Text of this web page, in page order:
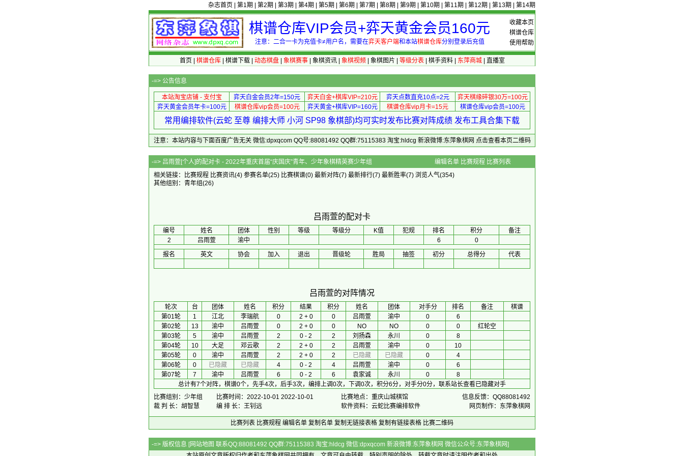
杂志首页 第1期 第2期 第3期 第4期 第5期 第6期 第7期 第8期 第9期 第10期 第11期 第12期 第13期 第14期
收藏本页
棋谱仓库
使用帮助
棋谱仓库VIP会员+弈天黄金会员160元
注意：二合一卡为充值卡≠用户名，需要在弈天客户端和本站棋谱仓库分别登录后充值
首页 棋谱仓库| 棋谱下载| 动态棋盘| 象棋赛事| 象棋资讯| 象棋视频 象棋图片 等级分表| 棋手资料| 东萍商城| 直播室
-=> 公告信息
本站淘宝店铺 - 支付宝 弈天白金会员2年=150元 弈天白金+棋库VIP=210元 弈天点数直充10点=2元
弈天棋缘碎银30万=100元
弈天黄金会员年卡=100元
棋谱仓库vip会员=100元 弈天黄金+棋库VIP=160元 棋谱仓库vip月卡=15元 棋谱仓库vip会员=100元
常用编排软件(云蛇 至尊 编排大师 小河 SP98 象棋部)均可实时发布比赛对阵成绩 发布工具合集下载
注意：本站内容与下面百度广告无关 微信:dpxqcom QQ号:88081492 QQ群:75115383 淘宝:hldcg 新浪微博:东萍象棋网 点击查看本页二维码
-=> 吕雨萱[个人]的配对卡 - 2022年重庆首届“庆国庆”青年、少年象棋精英赛少年组 编辑名单 比赛规程 比赛列表
相关链接：
比赛规程 比赛资讯(4) 参赛名单(25) 比赛棋谱(0) 最新对阵(7) 最新排行(7) 最新胜率(7) 浏览人气(354)
其他组别： 青年组(26)
吕雨萱的配对卡
编号 姓名 团体 性别 等级 等级分 K值 犯规 排名 积分
备注
2
吕雨萱 渝中 6
0
报名
英文 协会 加入 退出 晋级轮 胜局 抽签 初分 总得分 代表
吕雨萱的对阵情况
轮次 台 团体 姓名 积分 结果 积分 姓名 团体 对手分 排名 备注
棋谱
第01轮
1 江北 李瑞航 0 2 + 0 0 吕雨萱 渝中 0
6
第02轮
13 渝中 吕雨萱 0 2 + 0 0 NO NO 0 0
红轮空
第03轮
5 渝中 吕雨萱 2 0 - 2 2 刘扬森 永川 0
8
第04轮
10 大足 邓云歌 2 2 + 0 2 吕雨萱 渝中 0
10
第05轮
0 渝中 吕雨萱 2 2 + 0 2 已隐藏 已隐藏 0
4
第06轮
0 已隐藏 已隐藏 4 0 - 2 4 吕雨萱 渝中 0
6
第07轮
7 渝中 吕雨萱 6 0 - 2 6 袁家诚 永川 0
8
总计有7个对阵，棋谱0个，先手4次，后手3次，编排上调0次，下调0次，积分6分，对手分0分，联系站长查看已隐藏对手
比赛组别：少年组
比赛时间：2022-10-01 2022-10-01 比赛地点：重庆山城棋馆
信息反馈：QQ88081492
裁 判 长：胡智慧
编 排 长：王钊远 软件资料：云蛇比赛编排软件 网页制作：东萍象棋网
比赛列表 比赛规程 编辑名单 复制名单 复制无链接表格 复制有链接表格 比赛二维码
-=> 版权信息 [网站地图 联系QQ:88081492 QQ群:75115383 淘宝:hldcg 微信:dpxqcom 新浪微博:东萍象棋网 微信公众号:东萍象棋网]